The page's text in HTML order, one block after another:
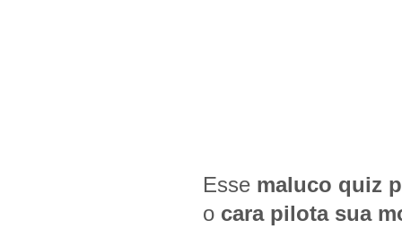
Esse maluco quiz
o cara pilota sua